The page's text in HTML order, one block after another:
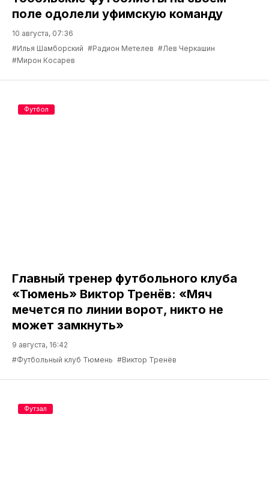
поле одолели уфимскую команду
10 августа, 07:36
#Илья Шамборский #Радион Метелев #Лев Черкашин
#Мирон Косарев
Главный тренер футбольного клуба
«Тюмень» Виктор Тренёв: «Мяч
мечется по линии ворот, никто не
может замкнуть»
9 августа, 16:42
#Футбольный клуб Тюмень #Виктор Тренёв
Футбол
Футзал